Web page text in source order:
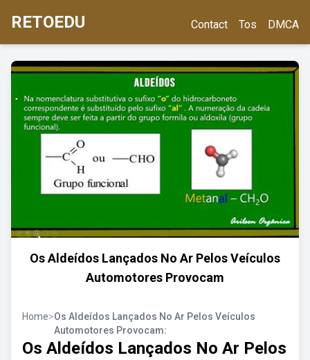
RETOEDU Contact Tos DMCA
Os Aldeídos Lançados No Ar Pelos Veículos
Automotores Provocam
Home>Os Aldeídos Lançados No Ar Pelos Veículos
Automotores Provocam:
Os Aldeídos Lançados No Ar Pelos